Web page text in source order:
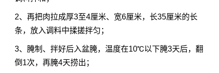
2、再把肉拉成厚3至4厘米、宽6厘米，长35厘米的长
条，放入调料中揉搓拌匀；
3、腌制、拌好后入盆腌，温度在10℃以下腌3天后，翻
倒1次，再腌4天捞出；